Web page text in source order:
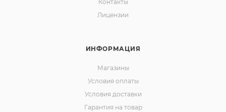
Контакты
Лицензии
ИНФОРМАЦИЯ
Магазины
Условия оплаты
Условия доставки
Гарантия на товар